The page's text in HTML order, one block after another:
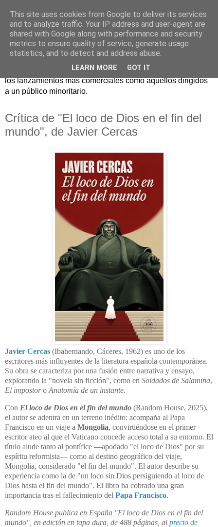
Críticas y reseñas de las principales novedades literarias
editadas en España. En Crítica de libros tienen cabida tanto
los lanzamientos más comerciales como aquéllos dirigidos
a un público minoritario.
Crítica de "El loco de Dios en el fin del
mundo", de Javier Cercas
Javier Cercas (Ibahernando, Cáceres, 1962) es uno de los
escritores más influyentes de la literatura española contemporánea.
Su obra se caracteriza por una fusión entre narrativa y ensayo,
explorando la "novela sin ficción", como en Soldados de Salamina,
El impostoro Anatomía de un instante.
Con El loco de Dios en el fin del mundo (Random House, 2025),
el autor se adentra en un terreno inédito: acompaña al Papa
Francisco en un viaje a Mongolia, convirtiéndose en el primer
escritor ateo al que el Vaticano concede acceso total a su entorno. El
título alude tanto al pontífice —apodado "el loco de Dios" por su
espíritu reformista— como al destino geográfico del viaje,
Mongolia, considerado "el fin del mundo". El autor describe su
experiencia como la de "un loco sin Dios persiguiendo al loco de
Dios hasta el fin del mundo". El libro ha cobrado una gran
importancia tras el fallecimiento del Papa Francisco.
Random House publica en España "El loco de Dios en el fin del
mundo", en edición en tapa dura, de 488 páginas, al precio de
This site uses cookies from Google to deliver its services
and to analyze traffic. Your IP address and user-agent are
shared with Google along with performance and security
metrics to ensure quality of service, generate usage
statistics, and to detect and address abuse.
LEARN MORE GOT IT